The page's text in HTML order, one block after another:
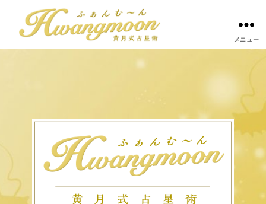
黄
中
メニュー